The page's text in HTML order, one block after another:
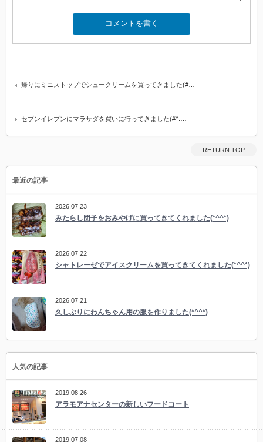
帰りにミニストップでシュークリームを買ってきました(#…
セブンイレブンにマラサダを買いに行ってきました(#^.…
RETURN TOP
最近の記事
2026.07.23
みたらし団子をおみやげに買ってきてくれました(*^^*)
2026.07.22
シャトレーゼでアイスクリームを買ってきてくれました(*^^*)
2026.07.21
久しぶりにわんちゃん用の服を作りました(*^^*)
人気の記事
2019.08.26
アラモアナセンターの新しいフードコート
2019.07.08